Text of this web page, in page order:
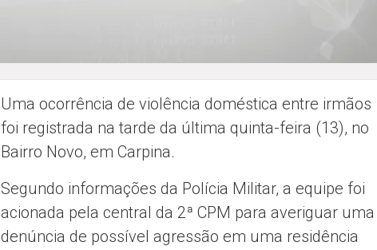
Uma ocorrência de violência doméstica entre irmãos
foi registrada na tarde da última quinta-feira (13), no
Bairro Novo, em Carpina.
Segundo informações da Polícia Militar, a equipe foi
acionada pela central da 2ª CPM para averiguar uma
denúncia de possível agressão em uma residência